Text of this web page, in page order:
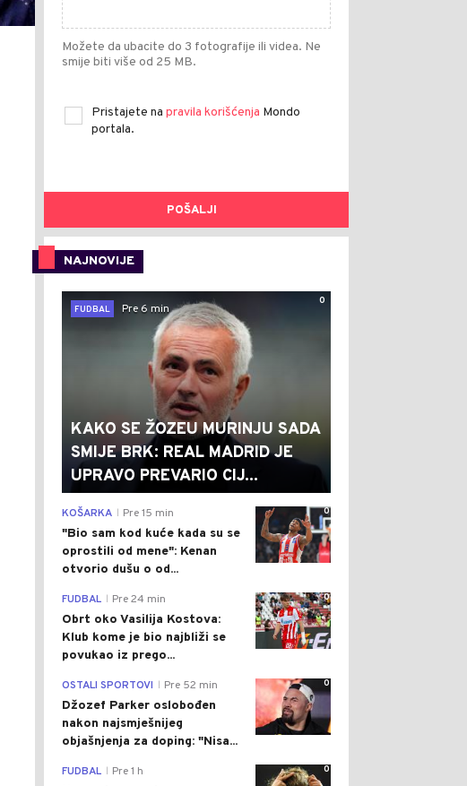
Možete da ubacite do 3 fotografije ili videa. Ne
smije biti više od 25 MB.
Pristajete na pravila korišćenja Mondo
portala.
POŠALJI
NAJNOVIJE
0
FUDBAL
Pre 6 min
KAKO SE ŽOZEU MURINJU SADA
SMIJE BRK: REAL MADRID JE
UPRAVO PREVARIO CIJ...
0
KOŠARKA Pre 15 min
"Bio sam kod kuće kada su se
oprostili od mene": Kenan
otvorio dušu o od...
0
FUDBAL Pre 24 min
Obrt oko Vasilija Kostova:
Klub kome je bio najbliži se
povukao iz prego...
0
OSTALI SPORTOVI Pre 52 min
Džozef Parker oslobođen
nakon najsmješnijeg
objašnjenja za doping: "Nisa...
0
FUDBAL Pre 1 h